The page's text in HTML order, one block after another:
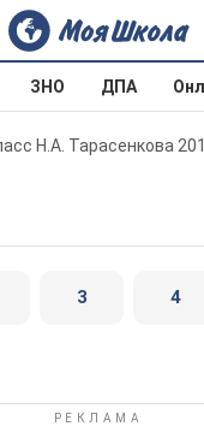
ЗНО ДПА
Н.А. Тарасенкова
3 4